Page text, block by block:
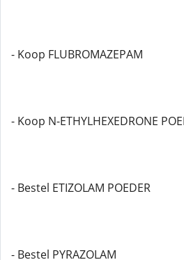
- Koop FLUBROMAZEPAM
- Koop N-ETHYLHEXEDRONE
- Bestel ETIZOLAM POEDER
- Bestel PYRAZOLAM